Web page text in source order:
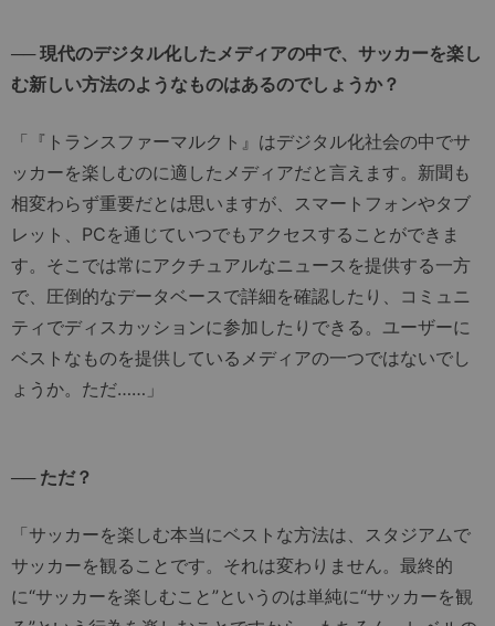
── 現代のデジタル化したメディアの中で、サッカーを楽し
む新しい方法のようなものはあるのでしょうか？
「『トランスファーマルクト』はデジタル化社会の中でサ
ッカーを楽しむのに適したメディアだと言えます。新聞も
相変わらず重要だとは思いますが、スマートフォンやタブ
レット、PCを通じていつでもアクセスすることができま
す。そこでは常にアクチュアルなニュースを提供する一方
で、圧倒的なデータベースで詳細を確認したり、コミュニ
ティでディスカッションに参加したりできる。ユーザーに
ベストなものを提供しているメディアの一つではないでし
ょうか。ただ……」
── ただ？
「サッカーを楽しむ本当にベストな方法は、スタジアムで
サッカーを観ることです。それは変わりません。最終的
に“サッカーを楽しむこと”というのは単純に“サッカーを観